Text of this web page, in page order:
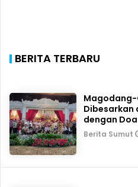
BERITA TERBARU
Magodang-
Dibesarkan
dengan Doa
Berita Sumut